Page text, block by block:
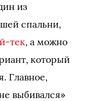
из
спальни,
тек, а можно
который
Главное,
выбивался»